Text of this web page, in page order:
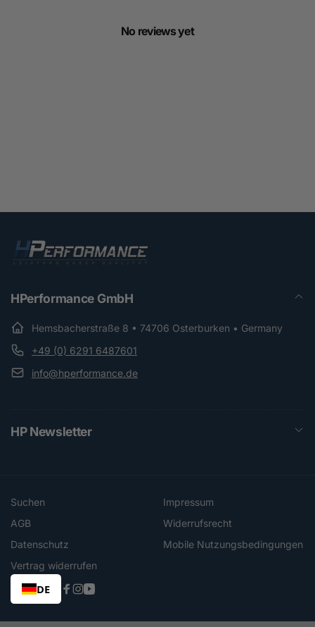
No reviews yet
HPerformance GmbH
Hemsbacherstraße 8 • 74706 Osterburken • Germany
+49 (0) 6291 6487601
info@hperformance.de
HP Newsletter
Suchen
Impressum
AGB
Widerrufsrecht
Datenschutz
Mobile Nutzungsbedingungen
Vertrag widerrufen
DE
Facebook
Instagram
YouTube